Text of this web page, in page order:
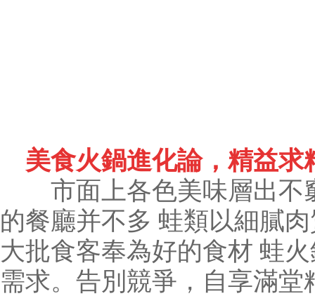
美食火鍋進化論，精益求
市面上各色美味層出不
的餐廳并不多 蛙類以細膩
大批食客奉為好的食材 蛙
需求。告別競爭，自享滿堂